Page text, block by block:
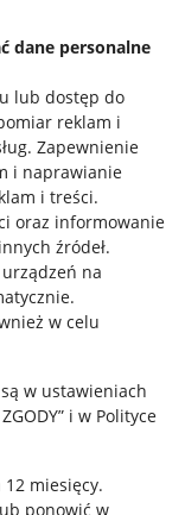
dane personalne
lub dostęp do
reklam i
. Zapewnienie
i naprawianie
i treści.
oraz informowanie
źródeł.
na
.
w celu
w ustawieniach
i w Polityce
miesięcy.
ponowić w